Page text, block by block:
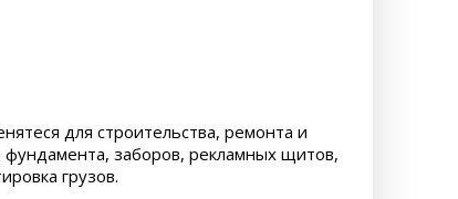
для строительства, ремонта и
заборов, рекламных щитов,
грузов.